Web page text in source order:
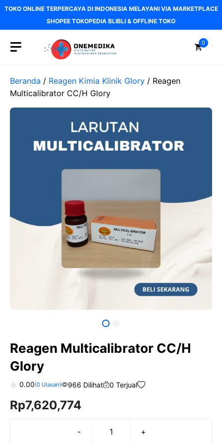
Langsung
isi
TOKO ONLINE TERPERCAYA DI INDONESIA MELAYANI VIA MARKETPLACE
SHOPEE TOKOPEDIA BLIBLI & OFFLINE TOKO
0
Beranda / Reagen Kimia Klinik Glory / Reagen
Multicalibrator CC/H Glory
Reagen Multicalibrator CC/H
Glory
o
u
0.00(0Ulasan) 966 Dilihat 0 Terjual
Rp7,620,774
-
Kuantitas
+